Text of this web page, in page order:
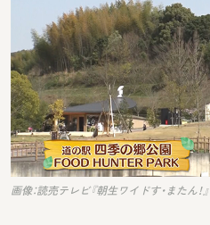
画像：読売テレビ『朝生ワイドす・またん！』